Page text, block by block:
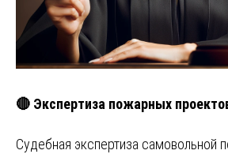
🔴 Экспертиза пожарных
Судебная экспертиза самовольной